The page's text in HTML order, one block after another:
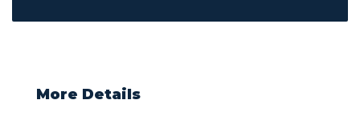
More Details